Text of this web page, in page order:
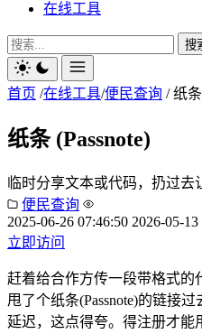
在线工具
搜
首页 /在线工具/便民查询 / 纸条
纸条 (Passnote)
临时分享文本或代码，扔过
便民查询
2025-06-26 07:46:50 2026-05-
立即访问
赶着给合作方传一段带格式的
甩了个纸条(Passnote)的链接
延迟，这点得夸。得注册才